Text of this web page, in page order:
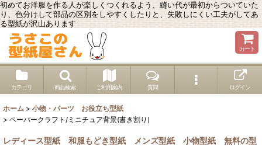
初めてお洋服を作る人が楽しくつくれるよう、縫い代が最初からついていた
り、色分けして部品の区別をしやすくしたりと、失敗しにくい工夫がしてあ
る型紙が沢山あります
カート
カテゴリ 商品検索 ご利用案内 質問 ログイン
ホーム > 小物・パーツ お役立ち型紙
> ペーパークラフト/ミニチュア背景(書き割り)
レディース型紙 和服もどき型紙 メンズ型紙 小物型紙
無料の型